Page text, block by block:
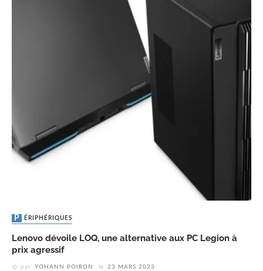
PÉRIPHÉRIQUES
Lenovo dévoile LOQ, une alternative aux PC Legion à
prix agressif
par YOHANN POIRON le 23 MARS 2023